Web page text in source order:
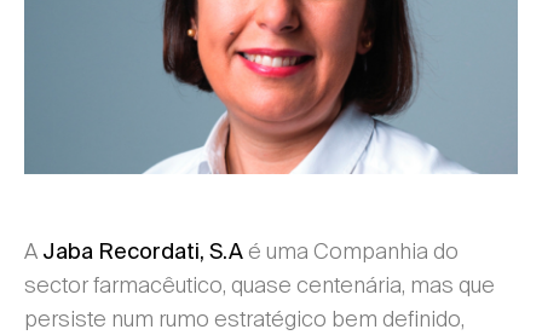
A Jaba Recordati, S.A é uma Companhia do
sector farmacêutico, quase centenária, mas que
persiste num rumo estratégico bem definido,